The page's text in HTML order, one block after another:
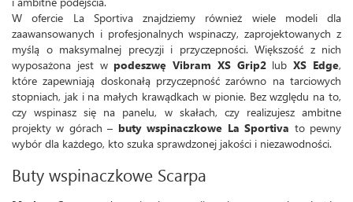
W ofercie La Sportiva znajdziemy również wiele modeli dla
zaawansowanych i profesjonalnych wspinaczy, zaprojektowanych z
myślą o maksymalnej precyzji i przyczepności. Większość z nich
wyposażona jest w podeszwę Vibram XS Grip2lubXS Edge,
które zapewniają doskonałą przyczepność zarówno na tarciowych
stopniach, jak i na małych krawądkach w pionie. Bez względu na to,
czy wspinasz się na panelu, w skałach, czy realizujesz ambitne
projekty w górach – buty wspinaczkowe La Sportiva to pewny
wybór dla każdego, kto szuka sprawdzonej jakości i niezawodności.
Buty wspinaczkowe Scarpa